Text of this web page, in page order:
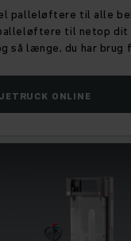
palleløftere til alle
til netop dit
så længe, du har brug
ONLINE